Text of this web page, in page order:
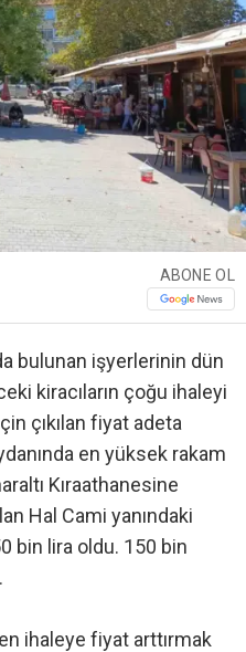
ABONE OL
bulunan işyerlerinin dün
kiracıların çoğu ihaleyi
çıkılan fiyat adeta
en yüksek rakam
Kıraathanesine
Hal Cami yanındaki
bin lira oldu. 150 bin
ihaleye fiyat arttırmak